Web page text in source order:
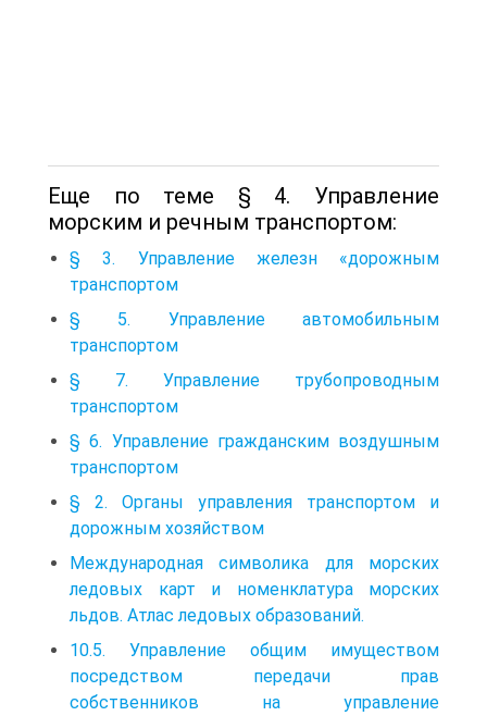
Еще по теме § 4. Управление
морским и речным транспортом:
§ 3. Управление железн «дорожным
транспортом
§ 5. Управление автомобильным
транспортом
§ 7. Управление трубопроводным
транспортом
§ 6. Управление гражданским воздушным
транспортом
§ 2. Органы управления транспортом и
дорожным хозяйством
Международная символика для морских
ледовых карт и номенклатура морских
льдов. Атлас ледовых образований.
10.5. Управление общим имуществом
посредством передачи прав
собственников на управление